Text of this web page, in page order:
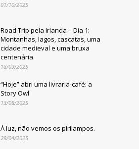
01/10/2025
Road Trip pela Irlanda – Dia 1:
Montanhas, lagos, cascatas, uma
cidade medieval e uma bruxa
centenária
18/09/2025
“Hoje” abri uma livraria-café: a
Story Owl
13/08/2025
À luz, não vemos os pirilampos.
29/04/2025